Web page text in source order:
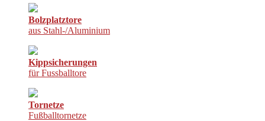
Bolzplatztore
aus Stahl-/Aluminium
Kippsicherungen
für Fussballtore
Tornetze
Fußballtornetze